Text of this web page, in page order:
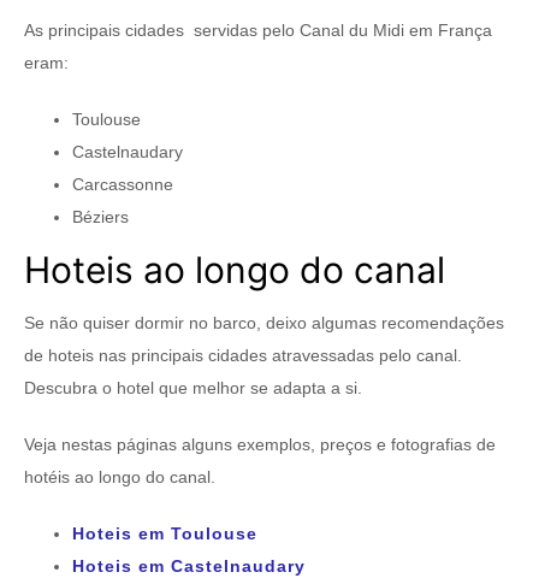
As principais cidades servidas pelo Canal du Midi em França
eram:
Toulouse
Castelnaudary
Carcassonne
Béziers
Hoteis ao longo do canal
Se não quiser dormir no barco, deixo algumas recomendações
de hoteis nas principais cidades atravessadas pelo canal.
Descubra o hotel que melhor se adapta a si.
Veja nestas páginas alguns exemplos, preços e fotografias de
hotéis ao longo do canal.
Hoteis em Toulouse
Hoteis em Castelnaudary